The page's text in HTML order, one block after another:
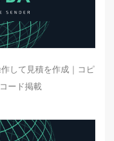
して見積を作成｜コピ
ード掲載